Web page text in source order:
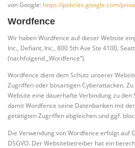
von Google: https://policies.google.com/
Wordfence
Wir haben Wordfence auf dieser Website
Inc., Defiant, Inc., 800 5th Ave Ste 4100,
(nachfolgend „Wordfence“).
Wordfence dient dem Schutz unserer
Zugriffen oder bösartigen Cyberattacken.
Website eine dauerhafte Verbindung zu den
damit Wordfence seine Datenbanken mit
getätigten Zugriffen abgleichen und ggf.
Die Verwendung von Wordfence erfolgt auf
DSGVO. Der Websitebetreiber hat ein